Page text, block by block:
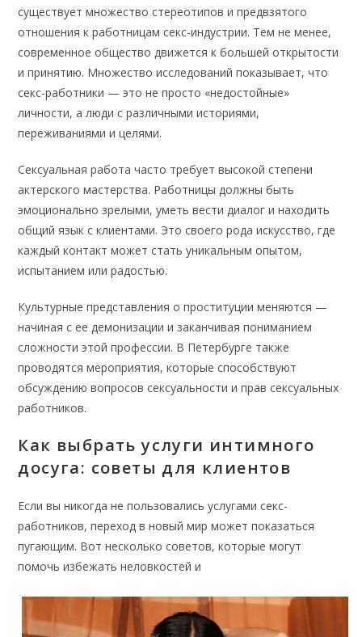
существует множество стереотипов и предвзятого
отношения к работницам секс-индустрии. Тем не менее,
современное общество движется к большей открытости
и принятию. Множество исследований показывает, что
секс-работники — это не просто «недостойные»
личности, а люди с различными историями,
переживаниями и целями.
Сексуальная работа часто требует высокой степени
актерского мастерства. Работницы должны быть
эмоционально зрелыми, уметь вести диалог и находить
общий язык с клиентами. Это своего рода искусство, где
каждый контакт может стать уникальным опытом,
испытанием или радостью.
Культурные представления о проституции меняются —
начиная с ее демонизации и заканчивая пониманием
сложности этой профессии. В Петербурге также
проводятся мероприятия, которые способствуют
обсуждению вопросов сексуальности и прав сексуальных
работников.
Как выбрать услуги интимного
досуга: советы для клиентов
Если вы никогда не пользовались услугами секс-
работников, переход в новый мир может показаться
пугающим. Вот несколько советов, которые могут
помочь избежать неловкостей и